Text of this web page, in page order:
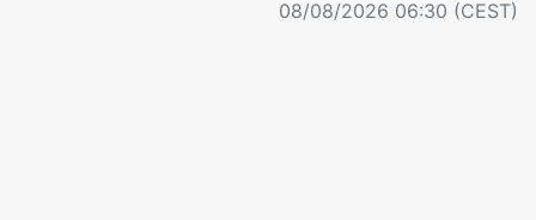
08/08/2026 06:30 (CEST)